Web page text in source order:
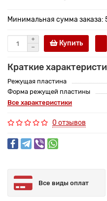
Минимальная сумма заказа:
Купить
Краткие
Режущая пластина
Форма режущей пластины
Все характеристики
0 отзывов
Все виды оплат